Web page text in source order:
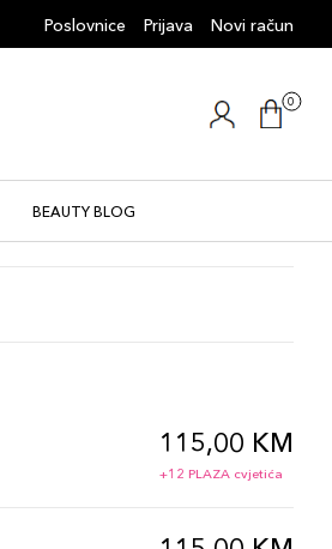
Poslovnice Prijava Novi račun
0
BEAUTY BLOG
115,00 KM
+12 PLAZA cvjetića